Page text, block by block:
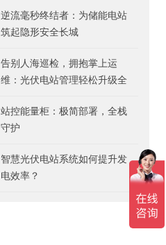
逆流毫秒终结者：为储能电站
筑起隐形安全长城
告别人海巡检，拥抱掌上运
维：光伏电站管理轻松升级全
站控能量柜：极简部署，全栈
守护
智慧光伏电站系统如何提升发
电效率？